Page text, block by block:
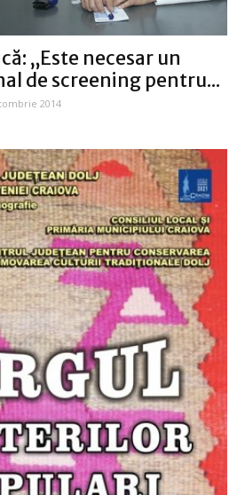
„Este necesar un
de screening pentru...
2014